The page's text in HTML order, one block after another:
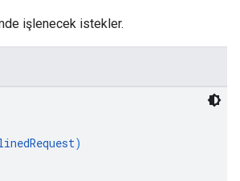
işlenecek istekler.
)